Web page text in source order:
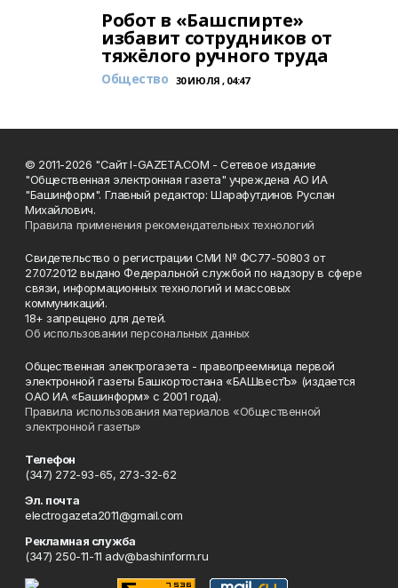
Робот в «Башспирте»
избавит сотрудников от
тяжёлого ручного труда
Общество 30 ИЮЛЯ , 04:47
© 2011-2026 "Сайт I-GAZETA.COM - Сетевое издание
"Общественная электронная газета" учреждена АО ИА
"Башинформ". Главный редактор: Шарафутдинов Руслан
Михайлович.
Правила применения рекомендательных технологий
Свидетельство о регистрации СМИ № ФС77-50803 от
27.07.2012 выдано Федеральной службой по надзору в сфере
связи, информационных технологий и массовых
коммуникаций.
18+ запрещено для детей.
Об использовании персональных данных
Общественная электрогазета - правопреемница первой
электронной газеты Башкортостана «БАШвестЪ» (издается
ОАО ИА «Башинформ» с 2001 года).
Правила использования материалов «Общественной
электронной газеты»
Телефон
(347) 272-93-65, 273-32-62
Эл. почта
electrogazeta2011@gmail.com
Рекламная служба
(347) 250-11-11 adv@bashinform.ru